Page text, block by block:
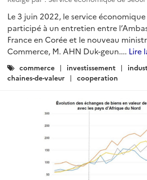
Le 3 juin 2022, le service économique
participé à un entretien entre
France en Corée et le nouveau
Commerce, M. AHN Duk-geun.... Lire
Catégories
:
commerce investissement
chaines-de-valeur
cooperation